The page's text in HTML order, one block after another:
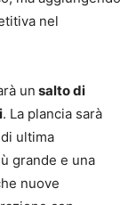
nel
un salto di
. La plancia sarà
ultima
grande e una
nuove